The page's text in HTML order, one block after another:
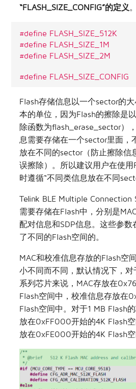
“FLASH_SIZE_CONFIG”的定义 。
#define FLASH_SIZE_512K
#define FLASH_SIZE_1M
#define FLASH_SIZE_2M
#define
Flash存储信息以一个sector的
本的单位，因为Flash的擦除是
除函数为flash_erase_sector）
息需要存储在一个sector里面，
放在不同的sector（防止擦除信
误擦除）。所以建议用户在使用
时遵循“不同类信息放在不同
Telink BLE Multiple Connection
需要存储在Flash中，分别是
配对信息和SDP信息。这些参数
了不同的Flash空间的。
MAC和校准信息存放的Flash空
小不同而不同，默认情况下，对
系列芯片来说，MAC存放在
Flash空间中，校准信息存放在
Flash空间中。对于1 MB Flash
放在0xFF000开始的4K Flash
放在0xFE000开始的4K Flash空